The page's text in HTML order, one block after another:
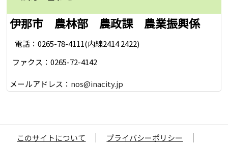
伊那市 農林部 農政課 農業振興係
電話：0265-78-4111(内線2414 2422)
ファクス：0265-72-4142
メールアドレス： nos@inacity.jp
このサイトについて
プライバシーポリシー